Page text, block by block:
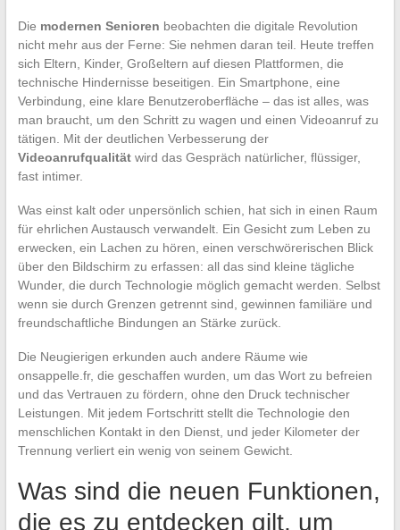
Die modernen Senioren beobachten die digitale Revolution
nicht mehr aus der Ferne: Sie nehmen daran teil. Heute treffen
sich Eltern, Kinder, Großeltern auf diesen Plattformen, die
technische Hindernisse beseitigen. Ein Smartphone, eine
Verbindung, eine klare Benutzeroberfläche – das ist alles, was
man braucht, um den Schritt zu wagen und einen Videoanruf zu
tätigen. Mit der deutlichen Verbesserung der
Videoanrufqualitätwird das Gespräch natürlicher, flüssiger,
fast intimer.
Was einst kalt oder unpersönlich schien, hat sich in einen Raum
für ehrlichen Austausch verwandelt. Ein Gesicht zum Leben zu
erwecken, ein Lachen zu hören, einen verschwörerischen Blick
über den Bildschirm zu erfassen: all das sind kleine tägliche
Wunder, die durch Technologie möglich gemacht werden. Selbst
wenn sie durch Grenzen getrennt sind, gewinnen familiäre und
freundschaftliche Bindungen an Stärke zurück.
Die Neugierigen erkunden auch andere Räume wie
onsappelle.fr, die geschaffen wurden, um das Wort zu befreien
und das Vertrauen zu fördern, ohne den Druck technischer
Leistungen. Mit jedem Fortschritt stellt die Technologie den
menschlichen Kontakt in den Dienst, und jeder Kilometer der
Trennung verliert ein wenig von seinem Gewicht.
Was sind die neuen Funktionen,
die es zu entdecken gilt, um